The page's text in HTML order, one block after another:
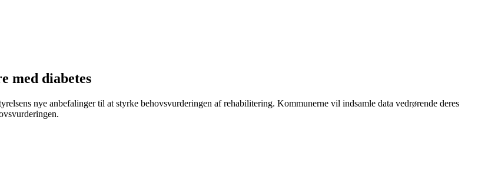
med diabetes
nye anbefalinger til at styrke behovsvurderingen af rehabilitering. Kommunerne vil indsamle data vedrørende deres